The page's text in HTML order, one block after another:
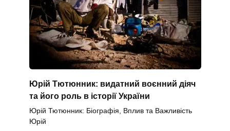
Юрій Тютюнник: видатний воєнний діяч
та його роль в історії України
Юрій Тютюнник: Біографія, Вплив та Важливість
Юрій